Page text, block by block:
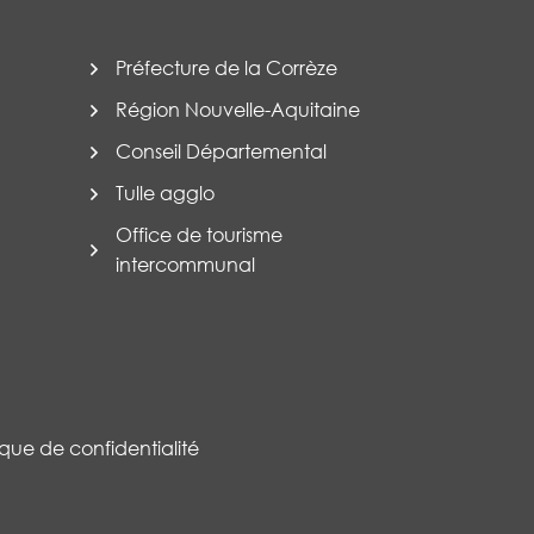
Préfecture de la Corrèze
Région Nouvelle-Aquitaine
Conseil Départemental
Tulle agglo
Office de tourisme
intercommunal
de confidentialité